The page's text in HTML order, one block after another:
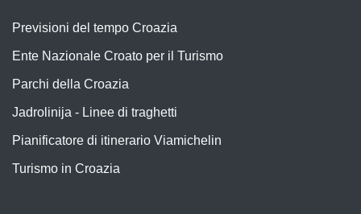
Previsioni del tempo Croazia
Ente Nazionale Croato per il Turismo
Parchi della Croazia
Jadrolinija - Linee di traghetti
Pianificatore di itinerario Viamichelin
Turismo in Croazia